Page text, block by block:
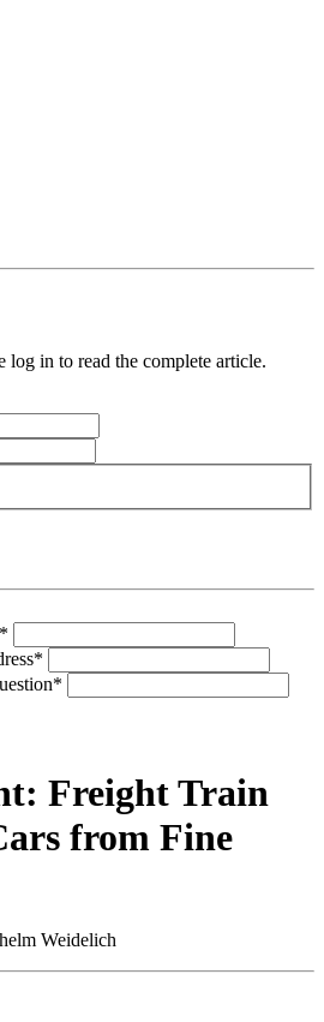
log in to read the complete article.
*
*
*
Freight Train
from Fine
Weidelich